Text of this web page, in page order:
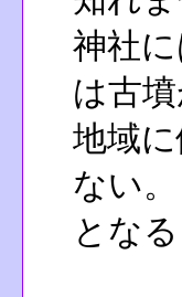
神社
は古墳
地域
ない。
となる